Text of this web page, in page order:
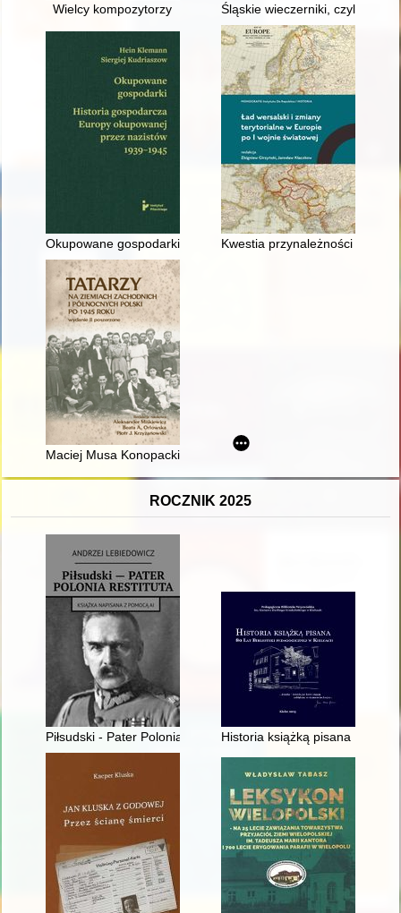
Wielcy kompozytorzy Śląskie wieczerniki, czyli
Okupowane gospodarki : historia gospodarcza Europy
Kwestia przynależności Kraiku
Maciej Musa Konopacki - wileński Tatar z Wybrzeża
ROCZNIK 2025
Piłsudski - Pater Polonia RestitutaHistoria książką pisana : 80 lat